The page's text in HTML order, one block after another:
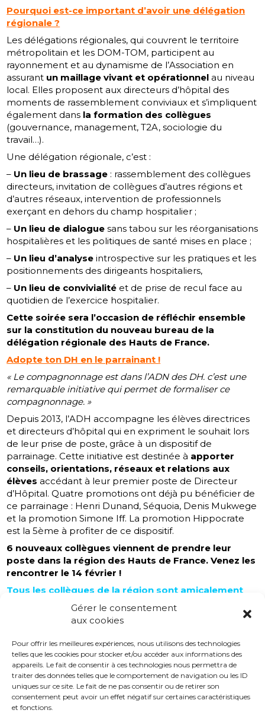
Gérer le consentement
aux cookies
Pour offrir les meilleures expériences, nous utilisons des technologies
telles que les cookies pour stocker et/ou accéder aux informations des
appareils. Le fait de consentir à ces technologies nous permettra de
traiter des données telles que le comportement de navigation ou les ID
uniques sur ce site. Le fait de ne pas consentir ou de retirer son
consentement peut avoir un effet négatif sur certaines caractéristiques
et fonctions.
Pourquoi est-ce important d’avoir une délégation
régionale ?
Les délégations régionales, qui couvrent le territoire
métropolitain et les DOM-TOM, participent au
rayonnement et au dynamisme de l’Association en
assurant un maillage vivant et opérationnel au niveau
local. Elles proposent aux directeurs d’hôpital des
moments de rassemblement conviviaux et s’impliquent
également dans la formation des collègues
(gouvernance, management, T2A, sociologie du
travail…).
Une délégation régionale, c’est :
– Un lieu de brassage : rassemblement des collègues
directeurs, invitation de collègues d’autres régions et
d’autres réseaux, intervention de professionnels
exerçant en dehors du champ hospitalier ;
– Un lieu de dialogue sans tabou sur les réorganisations
hospitalières et les politiques de santé mises en place ;
– Un lieu d’analyse introspective sur les pratiques et les
positionnements des dirigeants hospitaliers,
– Un lieu de convivialité et de prise de recul face au
quotidien de l’exercice hospitalier.
Cette soirée sera l’occasion de réfléchir ensemble
sur la constitution du nouveau bureau de la
délégation régionale des Hauts de France.
Adopte ton DH en le parrainant !
« Le compagnonnage est dans l’ADN des DH. c’est une
remarquable initiative qui permet de formaliser ce
compagnonnage. »
Depuis 2013, l’ADH accompagne les élèves directrices
et directeurs d’hôpital qui en expriment le souhait lors
de leur prise de poste, grâce à un dispositif de
parrainage. Cette initiative est destinée à apporter
conseils, orientations, réseaux et relations aux
élèves accédant à leur premier poste de Directeur
d’Hôpital. Quatre promotions ont déjà pu bénéficier de
ce parrainage : Henri Dunand, Séquoia, Denis Mukwege
et la promotion Simone Iff. La promotion Hippocrate
est la 5ème à profiter de ce dispositif.
6 nouveaux collègues viennent de prendre leur
poste dans la région des Hauts de France. Venez les
rencontrer le 14 février !
Tous les collègues de la région sont amicalement
conviés à participer à cet événement qui nous
permettra de faire connaissance et d’accueillir les
nouveaux arrivants dans une ambiance chaleureuse.
Pour faciliter l’organisation de cette soirée, merci
de bien vouloir confirmer votre présence par retour
de mail, avant le 07 février, à la permanence de
l’ADH :permanence@adh-asso.org
Au plaisir de vous y retrouver nombreux !